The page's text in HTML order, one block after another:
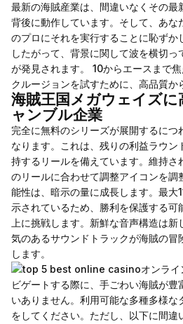
最新の海賊産業は、間違いなくその最
背後に動作しています。そして、あな
のプロにそれを実行することに恥ずか
したがって、背景に関して波を横切っ
が発見されます。 10からエースまで
クルージョンを試すために、高品質か
海賊王国メガウェイズに
ャンブル企業
完全に無料のシリーズが展開するにつ
なります。これは、残りの利益ラウ
持するリールを備えています。維持さ
のリールに合わせて調整アイコンを調
能性は、暗示の量に成長します。最
示されているため、勝利を保護する
上に挑戦します。新鮮な音声構造は
気のあるサウンドトラックが海賊の冒
します。
オンラ
ビゲートする際に、手ごわい海賊が豊
いありません。利用可能な多種多様な
をしてください。ただし、以下に間違